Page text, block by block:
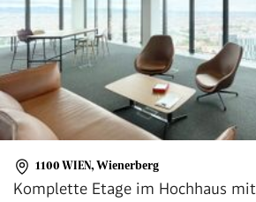
1100 WIEN, Wienerberg
Komplette Etage im Hochhaus mit